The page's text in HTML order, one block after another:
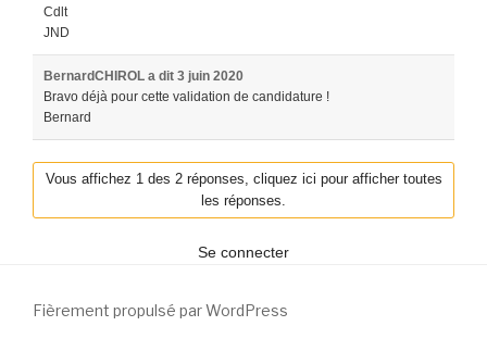
Cdlt
JND
BernardCHIROL a dit 3 juin 2020
Bravo déjà pour cette validation de candidature !
Bernard
Vous affichez 1 des 2 réponses, cliquez ici pour afficher toutes
les réponses.
Se connecter
Fièrement propulsé par WordPress